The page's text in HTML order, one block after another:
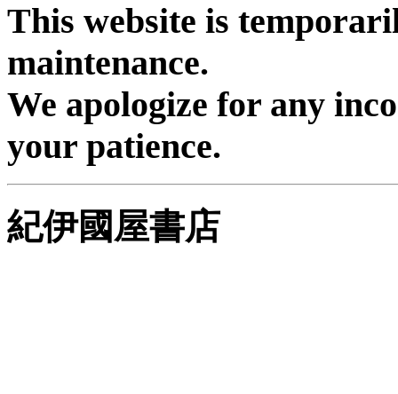
This website is
maintenance.
We apologize for any
your patience.
紀伊國屋書店